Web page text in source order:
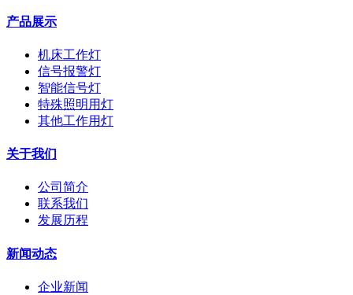
产品展示
机床工作灯
信号报警灯
智能信号灯
特殊照明用灯
其他工作用灯
关于我们
公司简介
联系我们
发展历程
新闻动态
企业新闻